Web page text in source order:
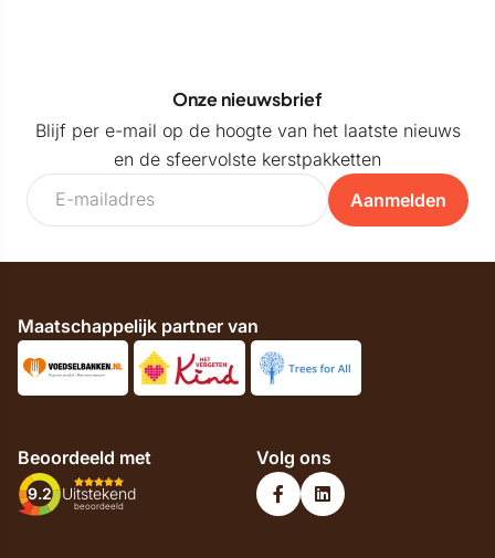
Onze nieuwsbrief
Blijf per e-mail op de hoogte van het laatste nieuws
en de sfeervolste kerstpakketten
Aanmelden
Maatschappelijk partner van
Beoordeeld met
9.2 Uitstekend
beoordeeld
Volg ons